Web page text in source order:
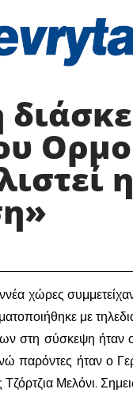
χώρες
με
στη σύσκεψη ήταν
παρόντες ήταν ο
Τζόρτζια Μελόνι.